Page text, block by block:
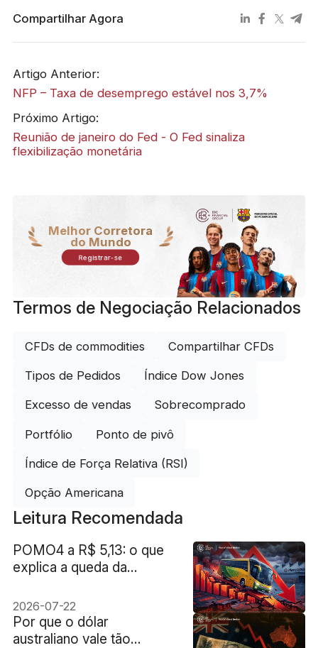
Compartilhar Agora
Artigo Anterior:
NFP – Taxa de desemprego estável nos 3,7%
Próximo Artigo:
Reunião de janeiro do Fed - O Fed sinaliza
flexibilização monetária
Melhor Corretora
do Mundo
Registrar-se
Termos de Negociação Relacionados
CFDs de commodities Compartilhar CFDs
Tipos de Pedidos Índice Dow Jones
Excesso de vendas Sobrecomprado
Portfólio Ponto de pivô
Índice de Força Relativa (RSI)
Opção Americana
Leitura Recomendada
POMO4 a R$ 5,13: o que
explica a queda da
2026-07-22
Por que o dólar
australiano vale tão